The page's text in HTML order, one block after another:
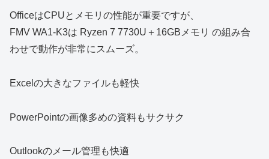
OfficeはCPUとメモリの性能が重要ですが、
FMV WA1‑K3は Ryzen 7 7730U＋16GBメモリ の組み合
わせで動作が非常にスムーズ。
Excelの大きなファイルも軽快
PowerPointの画像多めの資料もサクサク
Outlookのメール管理も快適